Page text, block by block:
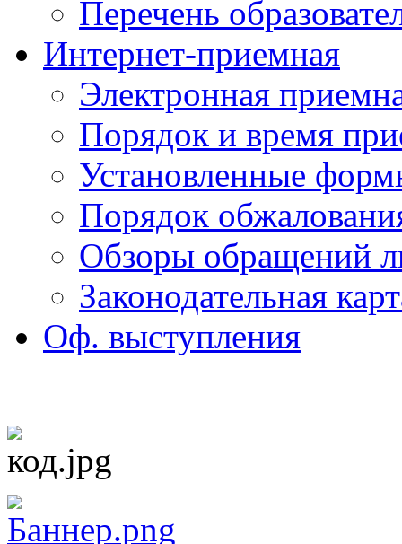
Перечень
Интернет-приемная
Электронная
Порядок и время
Установленные
Порядок
Обзоры обращений
Законодательная
Оф. выступления